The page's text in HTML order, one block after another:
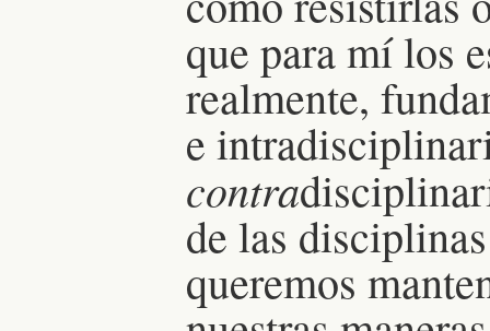
que para mí los
realmente,
e
contra
de las
queremos